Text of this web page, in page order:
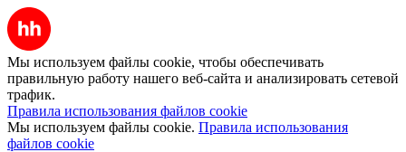
Мы используем файлы cookie, чтобы обеспечивать
правильную работу нашего веб-сайта и анализировать сетевой
трафик.
Правила использования файлов cookie
Мы используем файлы cookie. Правила использования
файлов cookie